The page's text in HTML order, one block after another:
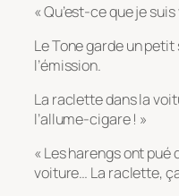
« Qu’est-ce que je
Le Tone garde un
l’émission.
La raclette dans la
l’allume-cigare ! »
« Les harengs ont pué
voiture… La raclette,